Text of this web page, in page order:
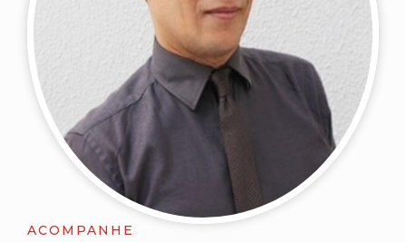
ACOMPANHE